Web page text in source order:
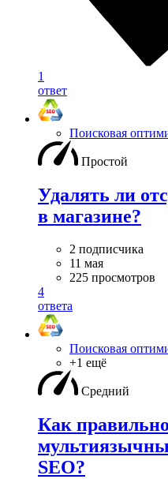
1
ответ
Поисковая
Простой
Удалять ли
в магазине?
2 подписчика
11 мая
225 просмотров
4
ответа
Поисковая
+1 ещё
Средний
Как
SEO?